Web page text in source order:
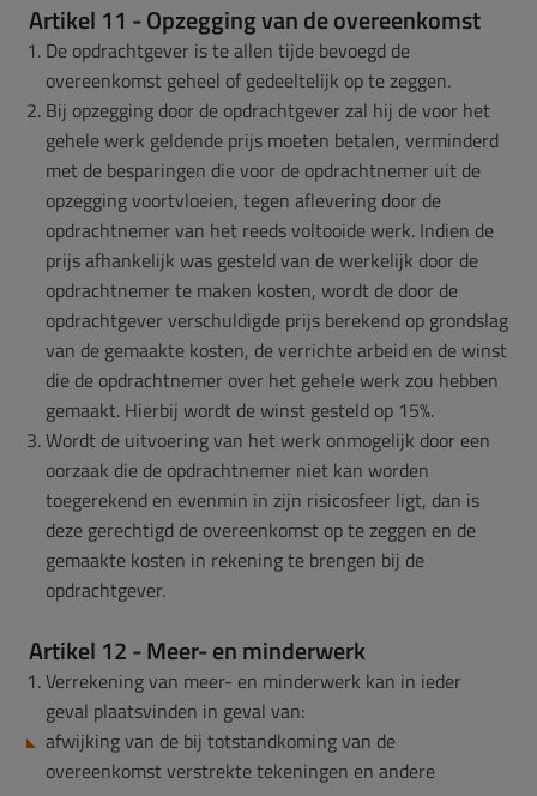
Artikel 11 - Opzegging van de overeenkomst
De opdrachtgever is te allen tijde bevoegd de
overeenkomst geheel of gedeeltelijk op te zeggen.
Bij opzegging door de opdrachtgever zal hij de voor het
gehele werk geldende prijs moeten betalen, verminderd
met de besparingen die voor de opdrachtnemer uit de
opzegging voortvloeien, tegen aflevering door de
opdrachtnemer van het reeds voltooide werk. Indien de
prijs afhankelijk was gesteld van de werkelijk door de
opdrachtnemer te maken kosten, wordt de door de
opdrachtgever verschuldigde prijs berekend op grondslag
van de gemaakte kosten, de verrichte arbeid en de winst
die de opdrachtnemer over het gehele werk zou hebben
gemaakt. Hierbij wordt de winst gesteld op 15%.
Wordt de uitvoering van het werk onmogelijk door een
oorzaak die de opdrachtnemer niet kan worden
toegerekend en evenmin in zijn risicosfeer ligt, dan is
deze gerechtigd de overeenkomst op te zeggen en de
gemaakte kosten in rekening te brengen bij de
opdrachtgever.
Artikel 12 - Meer- en minderwerk
Verrekening van meer- en minderwerk kan in ieder
geval plaatsvinden in geval van:
afwijking van de bij totstandkoming van de
overeenkomst verstrekte tekeningen en andere